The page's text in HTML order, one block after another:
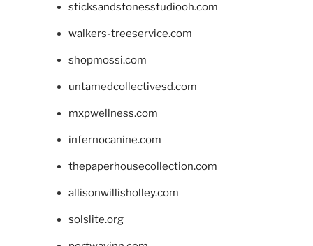
sticksandstonesstudiooh.com
walkers-treeservice.com
shopmossi.com
untamedcollectivesd.com
mxpwellness.com
infernocanine.com
thepaperhousecollection.com
allisonwillisholley.com
solslite.org